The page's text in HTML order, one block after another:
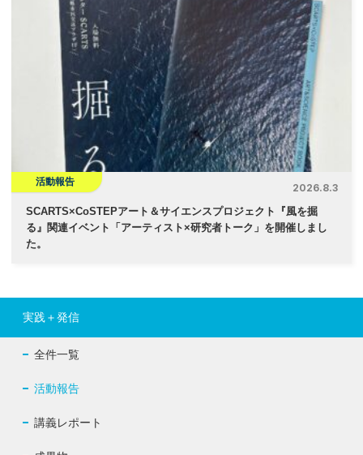
活動報告
2026.8.3
SCARTS×CoSTEPアート＆サイエンスプロジェクト『風を掘
る』関連イベント「アーティスト×研究者トーク」を開催しまし
た。
実践＋発信
全件一覧
活動報告
講義レポート